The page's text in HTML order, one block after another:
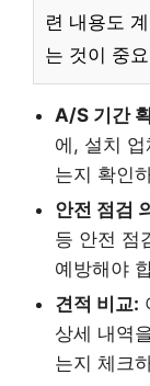
련 내용도
는 것이 중
A/S 기간
에, 설치
는지 확인
안전 점검
등 안전 점
예방해야
견적 비교:
상세 내역
는지 체크